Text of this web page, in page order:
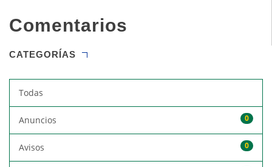
Comentarios
CATEGORÍAS
Todas
0
Anuncios
0
Avisos